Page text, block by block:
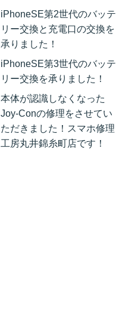
iPhoneSE第2世代のバッテ
リー交換と充電口の交換を
承りました！
iPhoneSE第3世代のバッテ
リー交換を承りました！
本体が認識しなくなった
Joy-Conの修理をさせてい
ただきました！スマホ修理
工房丸井錦糸町店です！